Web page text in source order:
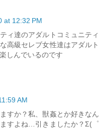
at 12:32 PM
ィ達のアダルトコミュニティ
高級セレブ女性達はアダルト
しんでいるのです
AM
すか？私、獣姦とか好きなん
すよね…引きましたか？Σ(゜